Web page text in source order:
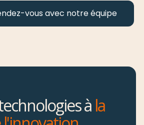
vous avec notre équipe
à la